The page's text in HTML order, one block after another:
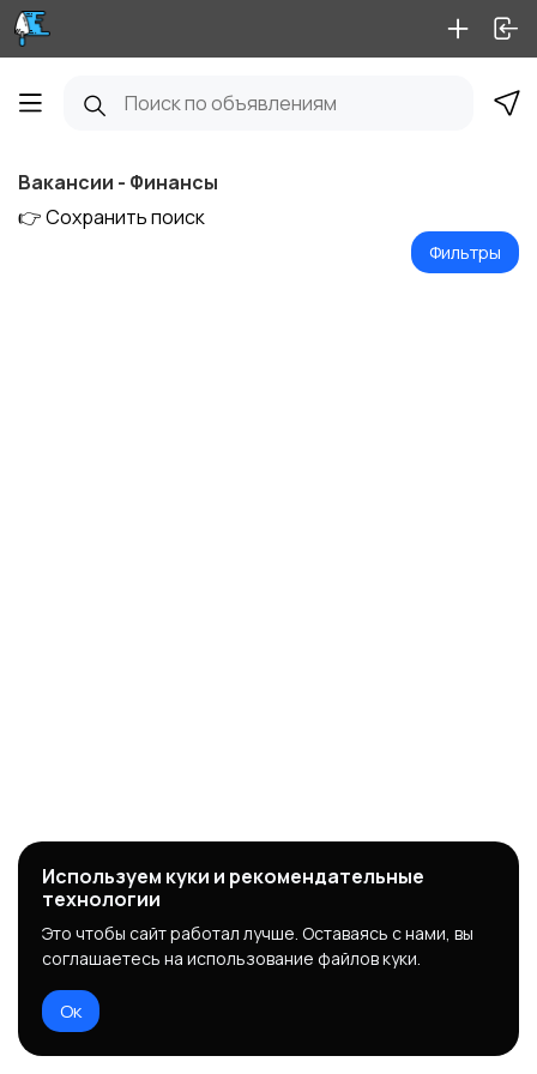
Вакансии - Финансы
👉 Сохранить поиск
Фильтры
Используем куки и рекомендательные
технологии
Это чтобы сайт работал лучше. Оставаясь с нами, вы
соглашаетесь на использование файлов куки.
Ок